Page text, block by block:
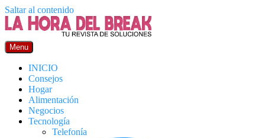
Saltar al contenido
Menu
INICIO
Consejos
Hogar
Alimentación
Negocios
Tecnología
Telefonía